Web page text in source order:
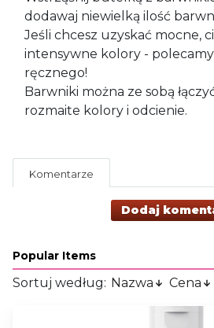
dodawaj niewielką ilość
Jeśli chcesz uzyskać mocne,
intensywne kolory -
ręcznego!
Barwniki można ze sobą
rozmaite kolory i odcienie.
Komentarze
Dodaj
Popular Items
Sortuj według: Nazwa Cena